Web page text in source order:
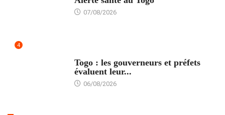
07/08/2026
4
Togo : les gouverneurs et préfets
évaluent leur...
06/08/2026